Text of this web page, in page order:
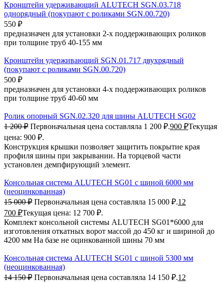
Кронштейн удерживающий ALUTECH SGN.03.718
однорядный (покупают с роликами SGN.00.720)
550 ₽
предназначен для установки 2-х поддерживающих роликов
при толщине труб 40-155 мм
Кронштейн удерживающий SGN.01.717 двухрядный
(покупают с роликами SGN.00.720)
500 ₽
предназначен для установки 4-х поддерживающих роликов
при толщине труб 40-60 мм
Ролик опорный SGN.02.320 для шины ALUTECH SG02
1 200₽ Первоначальная цена составляла 1 200 ₽.900 ₽Текущая
цена: 900 ₽.
Конструкция крышки позволяет защитить покрытие края
профиля шины при закрывании. На торцевой части
установлен демпфирующий элемент.
Консольная система ALUTECH SG01 с шиной 6000 мм
(неоцинкованная)
15 000₽ Первоначальная цена составляла 15 000 ₽.12
700 ₽Текущая цена: 12 700 ₽.
Комплект консольной системы ALUTECH SG01*6000 для
изготовления откатных ворот массой до 450 кг и шириной до
4200 мм На базе не оцинкованной шины 70 мм
Консольная система ALUTECH SG01 с шиной 5300 мм
(неоцинкованная)
14 150₽ Первоначальная цена составляла 14 150 ₽.12